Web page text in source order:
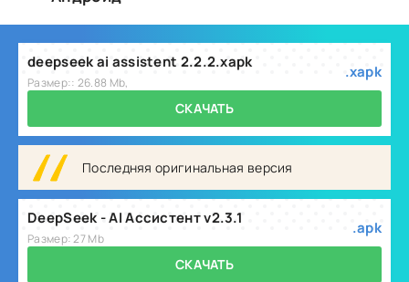
deepseek ai assistent 2.2.2.xapk
Размер:: 26.88 Mb,
.xapk
СКАЧАТЬ
Последняя оригинальная версия
DeepSeek - AI Ассистент v2.3.1
Размер: 27 Mb
.apk
СКАЧАТЬ